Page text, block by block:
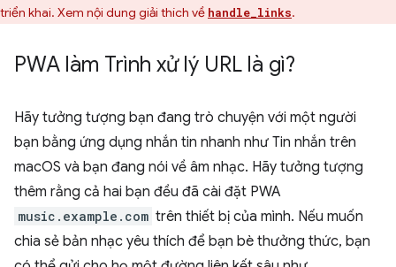
triển khai. Xem nội dung giải thích về handle_links.
PWA làm Trình xử lý URL là gì?
Hãy tưởng tượng bạn đang trò chuyện với một người
bạn bằng ứng dụng nhắn tin nhanh như Tin nhắn trên
macOS và bạn đang nói về âm nhạc. Hãy tưởng tượng
thêm rằng cả hai bạn đều đã cài đặt PWA
music.example.com trên thiết bị của mình. Nếu muốn
chia sẻ bản nhạc yêu thích để bạn bè thưởng thức, bạn